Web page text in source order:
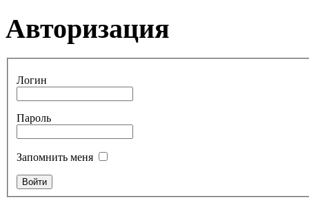
Авторизация
Логин
Пароль
Запомнить меня